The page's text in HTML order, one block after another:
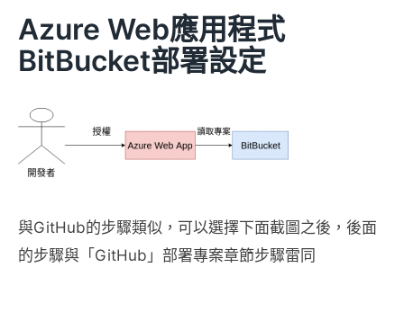
Azure Web應用程式
BitBucket部署設定
與GitHub的步驟類似，可以選擇下面截圖之後，後面
的步驟與「GitHub」部署專案章節步驟雷同